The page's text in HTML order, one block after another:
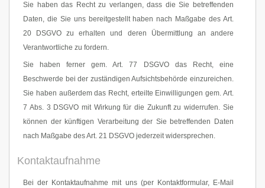
Sie haben das Recht zu verlangen, dass die Sie betreffenden
Daten, die Sie uns bereitgestellt haben nach Maßgabe des Art.
20 DSGVO zu erhalten und deren Übermittlung an andere
Verantwortliche zu fordern.
Sie haben ferner gem. Art. 77 DSGVO das Recht, eine
Beschwerde bei der zuständigen Aufsichtsbehörde einzureichen.
Sie haben außerdem das Recht, erteilte Einwilligungen gem. Art.
7 Abs. 3 DSGVO mit Wirkung für die Zukunft zu widerrufen. Sie
können der künftigen Verarbeitung der Sie betreffenden Daten
nach Maßgabe des Art. 21 DSGVO jederzeit widersprechen.
Kontaktaufnahme
Bei der Kontaktaufnahme mit uns (per Kontaktformular, E-Mail